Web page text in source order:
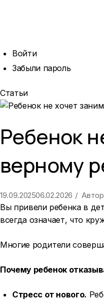
Войти
Забыли пароль
Статьи
Ребенок
верному
19.09.202506.02.2026 Автор
Вы привели ребенка в
всегда означает, что
Многие родители
Почему ребенок
Стресс от нового.